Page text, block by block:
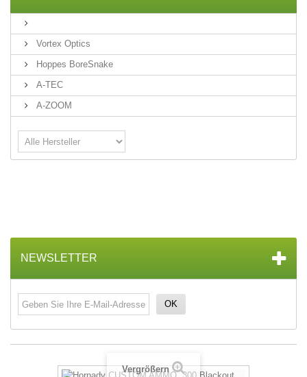
Vortex Optics
Hoppes BoreSnake
A-TEC
A-ZOOM
NEWSLETTER
OK
Vergrößern